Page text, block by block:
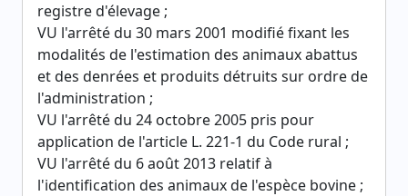
registre d'élevage ;
VU l'arrêté du 30 mars 2001 modifié fixant les
modalités de l'estimation des animaux abattus
et des denrées et produits détruits sur ordre de
l'administration ;
VU l'arrêté du 24 octobre 2005 pris pour
application de l'article L. 221-1 du Code rural ;
VU l'arrêté du 6 août 2013 relatif à
l'identification des animaux de l'espèce bovine ;